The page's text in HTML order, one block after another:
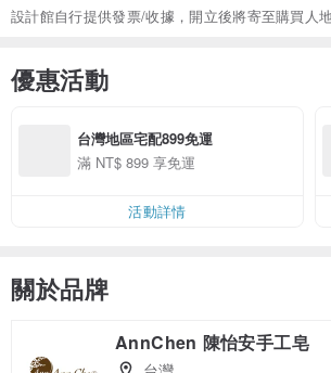
設計館自行提供發票/收據，開立後將寄至購買人
優惠活動
台灣地區宅配899免運
滿 NT$ 899 享免運
活動詳情
關於品牌
AnnChen 陳怡安手工皂